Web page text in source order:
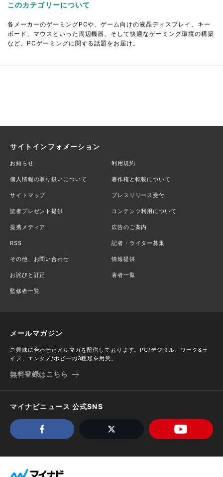
このカテゴリーについて
各メーカーのゲーミングPCや、ゲーム向けの液晶ディスプレイ、キー
ボード、マウスといった周辺機器、そして快適なゲーミング環境の構築
など、PCゲーミングに関する話題をお届け。
サイトインフォメーション
お知らせ 利用規約
個人情報の取り扱いについて 著作権と転載について
サイトマップ プレスリリース受付
読者プレゼント提供 コンテンツ利用について
提携メディア 広告のご案内
RSS 記者・ライター募集
その他、お問い合わせ 情報提供
お詫びと訂正 著者一覧
監修者一覧
メールマガジン
ご興味に合わせたメルマガを配信しております。PC/デジタル、ワーク&ラ
イフ、エンタメ/ホビーの3種類を用意。
無料登録はこちら
マイナビニュース 公式SNS